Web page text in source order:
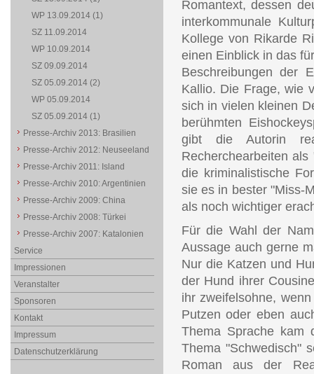
Romantext, dessen
interkommunale
Kollege von Rikarde
einen Einblick in das
Beschreibungen der
Kallio. Die Frage, wie
sich in vielen kleinen
berühmten
gibt die Autorin
Recherchearbeiten
die kriminalistische
sie es in bester "Miss-
als noch wichtiger
Für die Wahl der
Aussage auch gerne
Nur die Katzen und
der Hund ihrer
ihr zweifelsohne,
Putzen oder eben
Thema Sprache kam
Thema "Schwedisch"
Roman aus der
WP 13.09.2014 (1)
SZ 11.09.2014
WP 10.09.2014
SZ 09.09.2014
SZ 05.09.2014 (2)
WP 05.09.2014
SZ 05.09.2014 (1)
Presse-Archiv 2013: Brasilien
Presse-Archiv 2012: Neuseeland
Presse-Archiv 2011: Island
Presse-Archiv 2010: Argentinien
Presse-Archiv 2009: China
Presse-Archiv 2008: Türkei
Presse-Archiv 2007: Katalonien
Service
Impressionen
Veranstalter
Sponsoren
Kontakt
Impressum
Datenschutzerklärung